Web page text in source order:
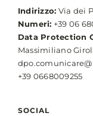
Indirizzo: Via dei
Numeri: +39 06
Data Protection
Massimiliano
+39 0668009255
SOCIAL